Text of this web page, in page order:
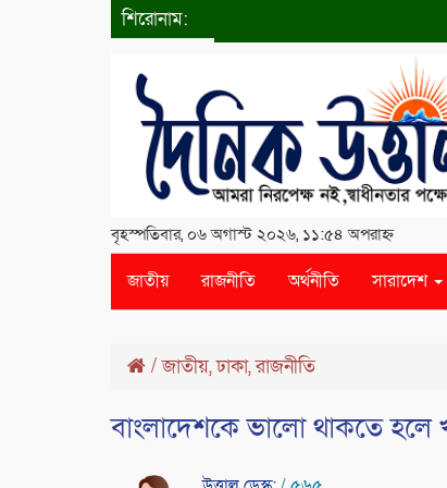
শিরোনাম:
বৃহস্পতিবার, ০৬ অগাস্ট ২০২৬, ১১:৫৪ অপরাহ্ন
জাতীয় রাজনীতি অর্থনীতি সারাদেশ
/জাতীয়,ঢাকা,রাজনীতি
বাংলাদেশকে ভালো থাকতে হলে